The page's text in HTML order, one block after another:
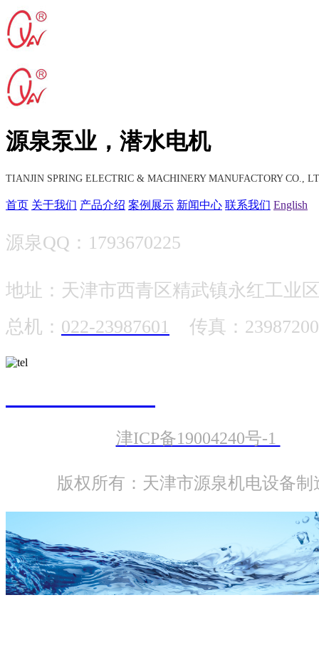
源泉泵业，潜水电机
TIANJIN SPRING ELECTRIC & MACHINERY MANUFACTORY CO.,
首页 关于我们 产品介绍 案例展示 新闻中心 联系我们 English
源泉QQ：1793670225
地址：天津市西青区精武镇永红工业
总机： 022-23987601 传真：23987200
津ICP备19004240号-1
版权所有：天津市源泉机电设备制